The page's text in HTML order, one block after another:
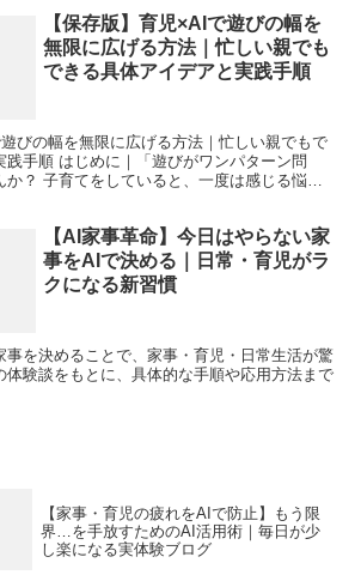
【保存版】育児×AIで遊びの幅を
無限に広げる方法｜忙しい親でも
できる具体アイデアと実践手順
遊びの幅を無限に広げる方法｜忙しい親でもで
践手順 はじめに｜「遊びがワンパターン問
？ 子育てをしていると、一度は感じる悩み
【AI家事革命】今日はやらない家
事をAIで決める｜日常・育児がラ
クになる新習慣
事を決めることで、家事・育児・日常生活が驚
体験談をもとに、具体的な手順や応用方法まで
【家事・育児の疲れをAIで防止】もう限
界…を手放すためのAI活用術｜毎日が少
し楽になる実体験ブログ